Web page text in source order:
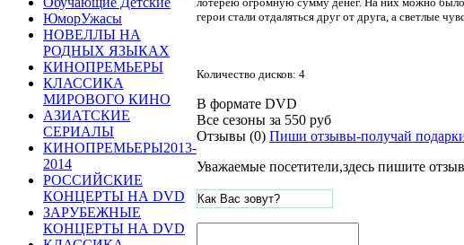
ЮморУжасы
НОВЕЛЛЫ НА
РОДНЫХ ЯЗЫКАХ
КИНОПРЕМЬЕРЫ
КЛАССИКА
МИРОВОГО КИНО
АЗИАТСКИЕ
СЕРИАЛЫ
КИНОПРЕМЬЕРЫ2013-
2014
РОССИЙСКИЕ
КОНЦЕРТЫ НА DVD
ЗАРУБЕЖНЫЕ
КОНЦЕРТЫ НА DVD
герои стали отдаляться друг от друга, а светлые
Количество дисков: 4
В формате DVD
Все сезоны за 550 руб
Отзывы (0) Пиши отзывы-получай
Уважаемые посетители,здесь пишите